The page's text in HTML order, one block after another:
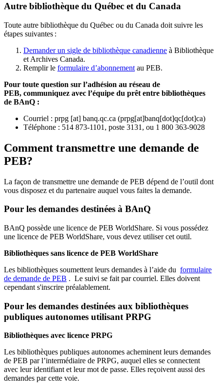
Autre bibliothèque du Québec et du Canada
Toute autre bibliothèque du Québec ou du Canada doit suivre les
étapes suivantes :
Demander un sigle de bibliothèque canadienne à Bibliothèque
et Archives Canada.
Remplir le formulaire d’abonnement au PEB.
Pour toute question sur l’adhésion au réseau de
PEB, communiquez avec l’équipe du prêt entre bibliothèques
de BAnQ :
Courriel : prpg [at] banq.qc.ca (prpg[at]banq[dot]qc[dot]ca)
Téléphone : 514 873-1101, poste 3131, ou 1 800 363-9028
Comment transmettre une demande de
PEB?
La façon de transmettre une demande de PEB dépend de l’outil dont
vous disposez et du partenaire auquel vous faites la demande.
Pour les demandes destinées à BAnQ
BAnQ possède une licence de PEB WorldShare. Si vous possédez
une licence de PEB WorldShare, vous devez utiliser cet outil.
Bibliothèques sans licence de PEB WorldShare
Les bibliothèques soumettent leurs demandes à l’aide du formulaire
de demande de PEB . Le suivi se fait par courriel. Elles doivent
cependant s'inscrire préalablement.
Pour les demandes destinées aux bibliothèques
publiques autonomes utilisant PRPG
Bibliothèques avec licence PRPG
Les bibliothèques publiques autonomes acheminent leurs demandes
de PEB par l’intermédiaire de PRPG, auquel elles se connectent
avec leur identifiant et leur mot de passe. Elles reçoivent aussi des
demandes par cette voie.